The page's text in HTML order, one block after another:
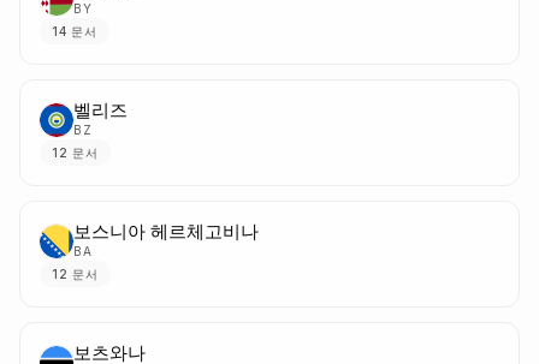
BY
14 문서
벨리즈
BZ
12 문서
보스니아 헤르체고비나
BA
12 문서
보츠와나